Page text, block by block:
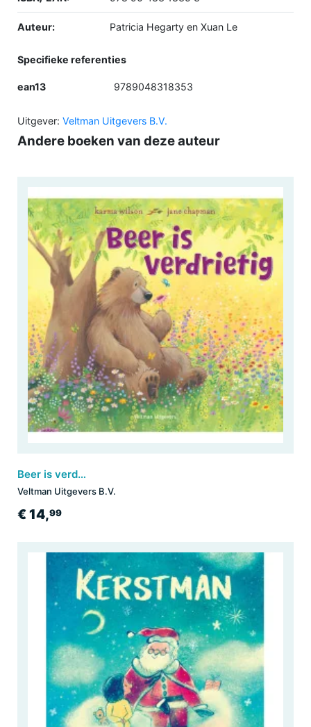
Auteur: Patricia Hegarty en Xuan Le
Specifieke referenties
ean13 9789048318353
Uitgever: Veltman Uitgevers B.V.
Andere boeken van deze auteur
Beer is verdrietig
Veltman Uitgevers B.V.
€ 14,99